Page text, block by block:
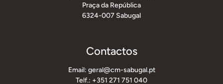
Praça da República
6324-007 Sabugal
Contactos
Email: geral@cm-sabugal.pt
Telf.: +351 271 751 040